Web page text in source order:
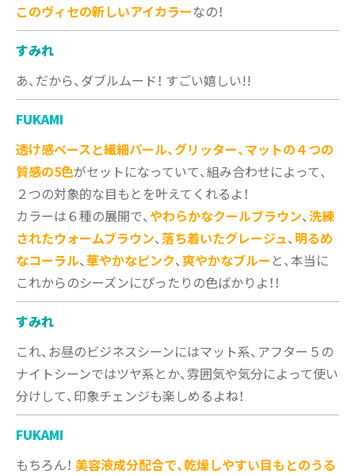
このヴィセの新しいアイカラーなの！
すみれ
あ、だから、ダブルムード！ すごい嬉しい!!
FUKAMI
透け感ベースと繊細パール、グリッター、マットの４つの
質感の5色がセットになっていて、組み合わせによって、
２つの対象的な目もとを叶えてくれるよ！
カラーは６種の展開で、やわらかなクールブラウン、洗練
されたウォームブラウン、落ち着いたグレージュ、 明るめ
なコーラル、華やかなピンク、爽やかなブルー と、本当に
これからのシーズンにぴったりの色ばかりよ！！
すみれ
これ、お昼のビジネスシーンにはマット系、アフター５の
ナイトシーンではツヤ系とか、雰囲気や気分によって使い
分けして、印象チェンジも楽しめるよね！
FUKAMI
もちろん！ 美容液成分配合で、乾燥しやすい目もとのうる